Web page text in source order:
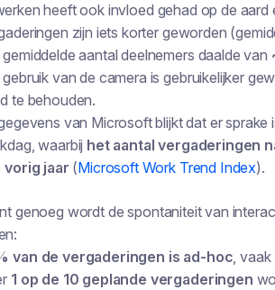
heeft ook invloed gehad op de
zijn iets korter geworden
aantal deelnemers daalde van
van de camera is gebruikelijker
te behouden.
van Microsoft blijkt dat er
waarbij het aantal vergaderingen
vorig jaar (Microsoft Work Trend Index).
genoeg wordt de spontaniteit van
van de vergaderingen is ad-hoc,
1 op de 10 geplande vergaderingen